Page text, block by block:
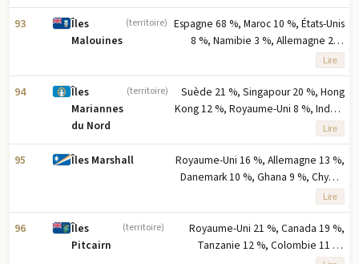
93
Îles
Malouines
(territoire) Espagne 68 %, Maroc 10 %, États-Unis
8 %, Namibie 3 %, Allemagne 2 %
(2023) note : les cinq principaux
partenaires à l'exportation basés sur
le pourcentage des exportations
Lire
94
Îles
Mariannes
du Nord
(territoire)
Suède 21 %, Singapour 20 %, Hong
Kong 12 %, Royaume-Uni 8 %, Inde 7
% (2023) note : cinq principaux
partenaires à l'exportation selon la
part en pourcentage des
exportations
Lire
95 Îles Marshall
Royaume-Uni 16 %, Allemagne 13 %,
Danemark 10 %, Ghana 9 %, Chypre
9 % (2023) note : cinq principaux
partenaires à l'exportation selon la
part en pourcentage des
exportations
Lire
96
Îles
Pitcairn
(territoire)
Royaume-Uni 21 %, Canada 19 %,
Tanzanie 12 %, Colombie 11 %,